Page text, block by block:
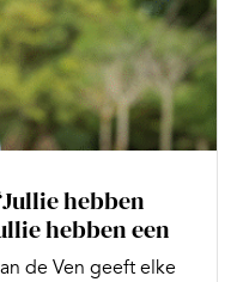
hebben
hebben een
de Ven geeft elke